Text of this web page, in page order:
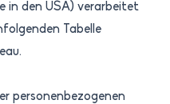
in den USA) verarbeitet
Tabelle
personenbezogenen